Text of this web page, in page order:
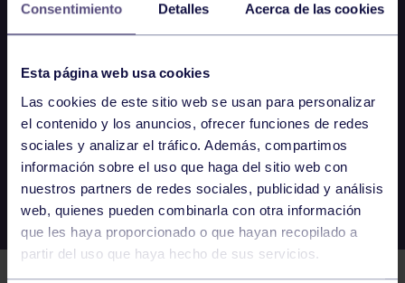
Consentimiento Detalles Acerca de las cookies
Esta página web usa cookies
Las cookies de este sitio web se usan para personalizar
el contenido y los anuncios, ofrecer funciones de redes
sociales y analizar el tráfico. Además, compartimos
información sobre el uso que haga del sitio web con
nuestros partners de redes sociales, publicidad y análisis
web, quienes pueden combinarla con otra información
que les haya proporcionado o que hayan recopilado a
partir del uso que haya hecho de sus servicios.